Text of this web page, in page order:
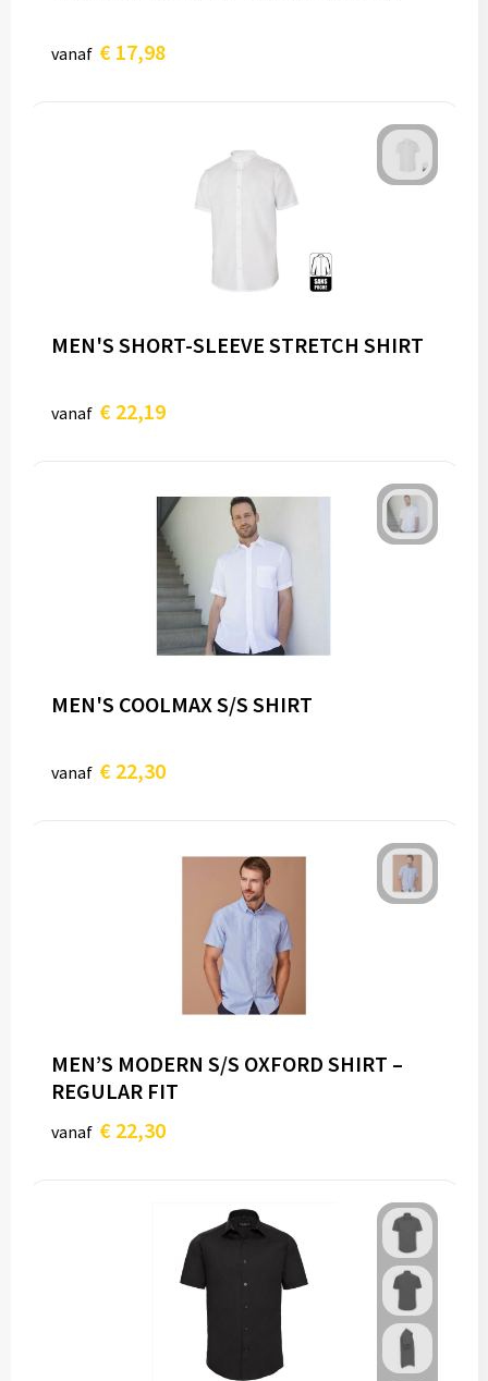
vanaf € 17,98
MEN'S SHORT-SLEEVE STRETCH SHIRT
vanaf € 22,19
MEN'S COOLMAX S/S SHIRT
vanaf € 22,30
MEN’S MODERN S/S OXFORD SHIRT –
REGULAR FIT
vanaf € 22,30